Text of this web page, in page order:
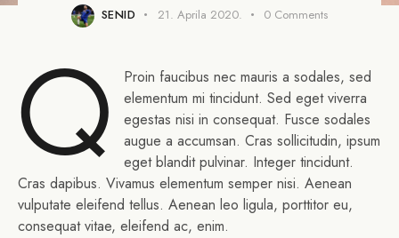
SENID 21. Aprila 2020. 0 Comments
Q
Proin faucibus nec mauris a sodales, sed
elementum mi tincidunt. Sed eget viverra
egestas nisi in consequat. Fusce sodales
augue a accumsan. Cras sollicitudin, ipsum
eget blandit pulvinar. Integer tincidunt.
Cras dapibus. Vivamus elementum semper nisi. Aenean
vulputate eleifend tellus. Aenean leo ligula, porttitor eu,
consequat vitae, eleifend ac, enim.